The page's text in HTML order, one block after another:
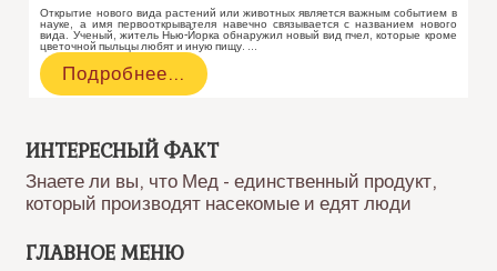
Открытие нового вида растений или животных является важным событием в
науке, а имя первооткрывателя навечно связывается с названием нового
вида. Ученый, житель Нью-Йорка обнаружил новый вид пчел, которые кроме
цветочной пыльцы любят и иную пищу. …
Американец
открыл
пчел,
любят
пить
пот
Подробнее…
ИНТЕРЕСНЫЙ ФАКТ
Знаете ли вы, что Мед - единственный продукт,
который производят насекомые и едят люди
ГЛАВНОЕ МЕНЮ